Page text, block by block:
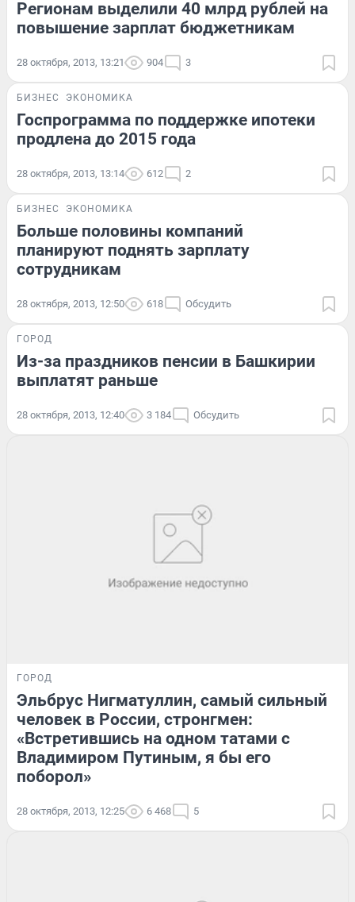
Регионам выделили 40 млрд рублей на
повышение зарплат бюджетникам
28 октября, 2013, 13:21 904 3
БИЗНЕС ЭКОНОМИКА
Госпрограмма по поддержке ипотеки
продлена до 2015 года
28 октября, 2013, 13:14 612 2
БИЗНЕС ЭКОНОМИКА
Больше половины компаний
планируют поднять зарплату
сотрудникам
28 октября, 2013, 12:50 618 Обсудить
ГОРОД
Из-за праздников пенсии в Башкирии
выплатят раньше
28 октября, 2013, 12:40 3 184 Обсудить
ГОРОД
Эльбрус Нигматуллин, самый сильный
человек в России, стронгмен:
«Встретившись на одном татами с
Владимиром Путиным, я бы его
поборол»
28 октября, 2013, 12:25 6 468 5